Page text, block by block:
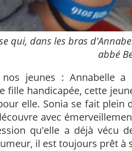
qui, dans les bras
abbé
jeunes : Annabelle
fille handicapée, cette
elle. Sonia se fait
avec
qu'elle a déjà vécu
il est toujours prêt à